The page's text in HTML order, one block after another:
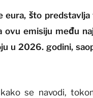
eura, što
ovu emisiju među
u 2026. godini,
se navodi,